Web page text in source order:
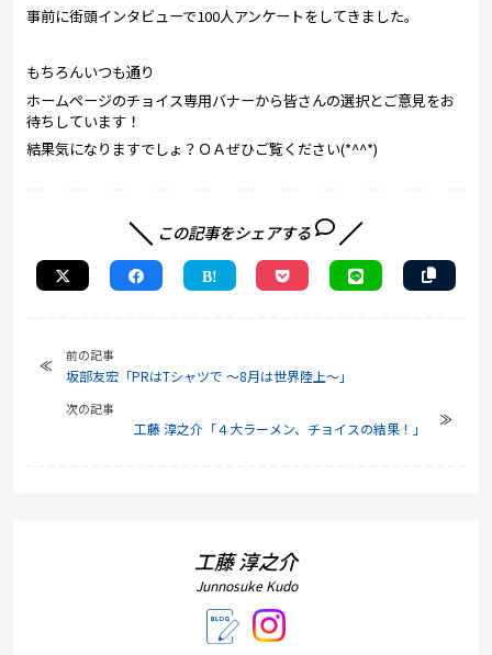
事前に街頭インタビューで100人アンケートをしてきました。
もちろんいつも通り
ホームページのチョイス専用バナーから皆さんの選択とご意見をお
待ちしています！
結果気になりますでしょ？ＯＡぜひご覧ください(*^^*)
この記事をシェアする
前の記事
坂部友宏「PRはTシャツで ～8月は世界陸上～」
次の記事
工藤 淳之介「４大ラーメン、チョイスの結果！」
工藤 淳之介
Junnosuke Kudo